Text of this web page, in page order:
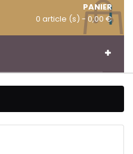
PANIER
0 article (s) - 0,00 €